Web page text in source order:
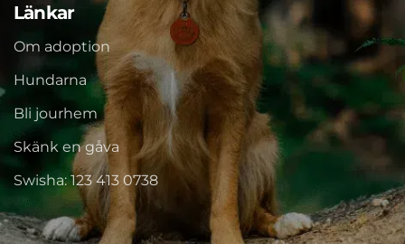
Länkar
Om adoption
Hundarna
Bli jourhem
Skänk en gåva
Swisha: 123 413 0738